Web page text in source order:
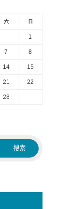
六 日
1
7 8
14 15
21 22
28